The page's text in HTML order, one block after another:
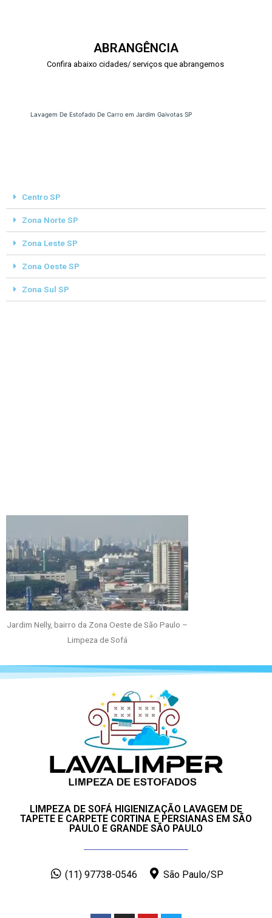
ABRANGÊNCIA
Confira abaixo cidades/ serviços que abrangemos
Lavagem De Estofado De Carro em Jardim Gaivotas SP
Centro SP
Zona Norte SP
Zona Leste SP
Zona Oeste SP
Zona Sul SP
Jardim Nelly, bairro da Zona Oeste de São Paulo –
Limpeza de Sofá
LIMPEZA DE SOFÁ HIGIENIZAÇÃO LAVAGEM DE
TAPETE E CARPETE CORTINA E PERSIANAS EM SÃO
PAULO E GRANDE SÃO PAULO
(11) 97738-0546 São Paulo/SP